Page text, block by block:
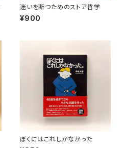
迷いを断つためのストア哲学
¥900
ぼくにはこれしかなかった